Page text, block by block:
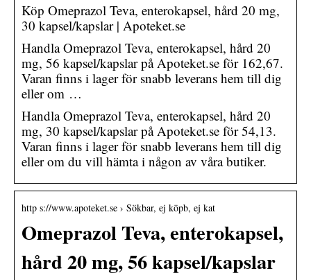
Köp Omeprazol Teva, enterokapsel, hård 20 mg,
30 kapsel/kapslar | Apoteket.se
Handla Omeprazol Teva, enterokapsel, hård 20
mg, 56 kapsel/kapslar på Apoteket.se för 162,67.
Varan finns i lager för snabb leverans hem till dig
eller om …
Handla Omeprazol Teva, enterokapsel, hård 20
mg, 30 kapsel/kapslar på Apoteket.se för 54,13.
Varan finns i lager för snabb leverans hem till dig
eller om du vill hämta i någon av våra butiker.
http s://www.apoteket.se › Sökbar, ej köpb, ej kat
Omeprazol Teva, enterokapsel,
hård 20 mg, 56 kapsel/kapslar